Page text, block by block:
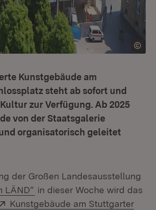
Kunstgebäude am
steht ab sofort und
zur Verfügung. Ab 2025
von der Staatsgalerie
organisatorisch geleitet
der Großen Landesausstellung
LÄND“ (Öffnet in neuem Fenster)
in dieser Woche wird das
Extern:
Kunstgebäude am Stuttgarter